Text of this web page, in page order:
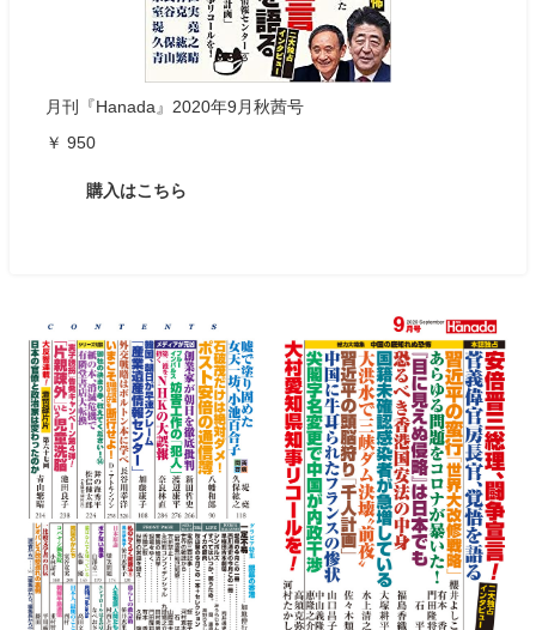
月刊『Hanada』2020年9月秋茜号
￥ 950
購入はこちら